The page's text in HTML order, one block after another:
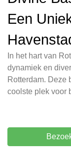
Een
In het hart van
dynamiek en
Rotterdam. Deze
coolste plek voor